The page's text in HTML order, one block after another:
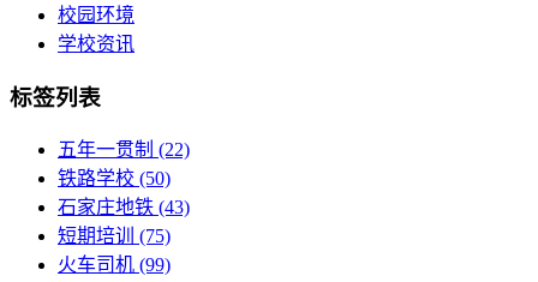
校园环境
学校资讯
标签列表
五年一贯制 (22)
铁路学校 (50)
石家庄地铁 (43)
短期培训
(75)
火车司机 (99)